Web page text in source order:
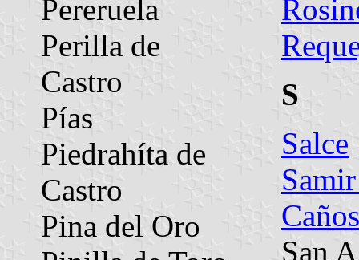
Pereruela
Perilla de
Castro
Pías
Piedrahíta de
Castro
Pina del Oro
S
Salce
Caños
San